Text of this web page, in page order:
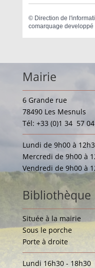
© Direction de
comarquage developpé
Mairie
6 Grande rue
78490 Les Mesnuls
Tél: +33 (0)1 34 57
Lundi de 9h00 à
Mercredi de 9h00 à
Vendredi de 9h00 à
Bibliothèque
Située à la mairie
Sous le porche
Porte à droite
Lundi 16h30 - 18h30